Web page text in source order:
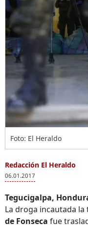
Foto: El Heraldo
Redacción El Heraldo
06.01.2017
Tegucigalpa,
La droga incautada la
de Fonseca fue